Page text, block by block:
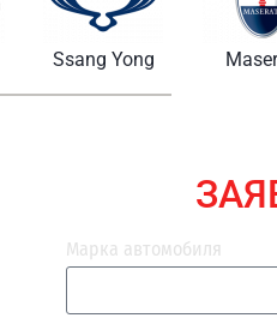
Ssang Yong
Марка автомобиля